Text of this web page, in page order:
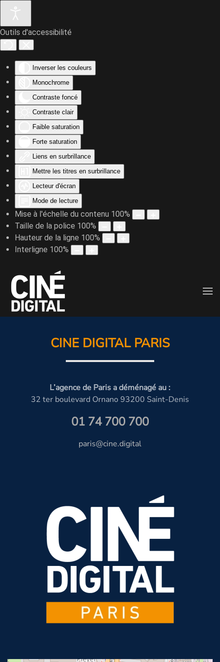
Outils d'accessibilité
Inverser les couleurs
Monochrome
Contraste foncé
Contraste clair
Faible saturation
Forte saturation
Liens en surbrillance
Mettre les titres en surbrillance
Lecteur d'écran
Mode de lecture
Mise à l'échelle du contenu 100%
Taille de la police 100%
Hauteur de la ligne 100%
Interligne 100%
Accéder au contenu principal
CINE DIGITAL PARIS
L’agence de Paris a déménagé au :
32 ter boulevard Ornano 93200 Saint-Denis
01 74 700 700
paris@cine.digital